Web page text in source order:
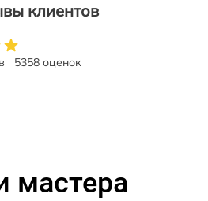
клиентов
5358 оценок
мастера